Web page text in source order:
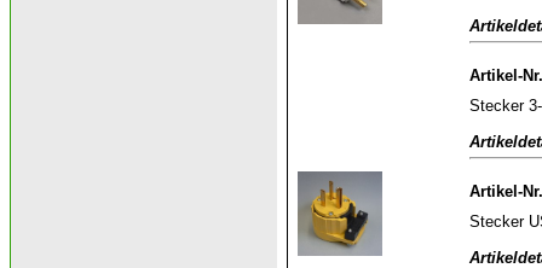
Artikel-
Stecker
Artikel-
Stecker